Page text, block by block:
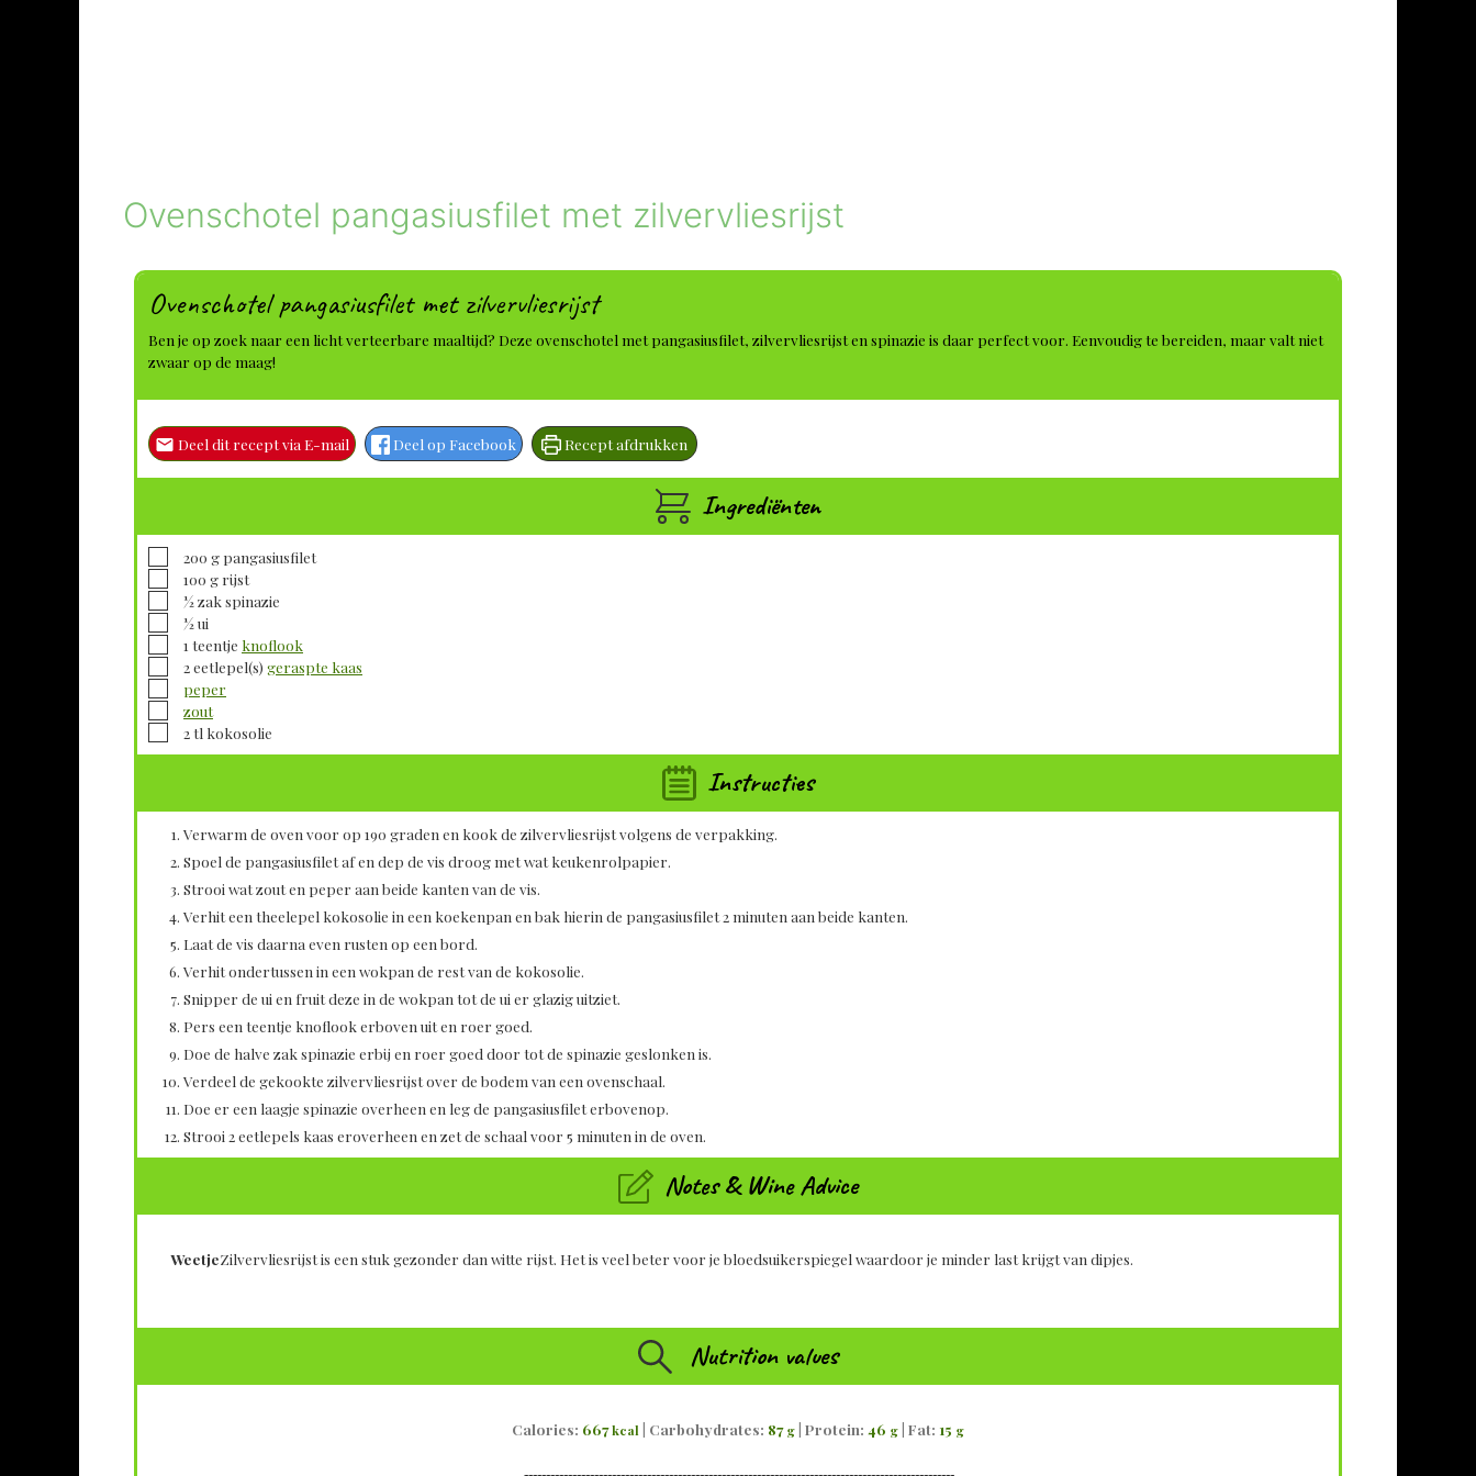
Ovenschotel pangasiusfilet met zilvervliesrijst
Ovenschotel pangasiusfilet met zilvervliesrijst
Ben je op zoek naar een licht verteerbare maaltijd? Deze ovenschotel met pangasiusfilet, zilvervliesrijst en spinazie is daar perfect voor. Eenvoudig te bereiden, maar valt niet
zwaar op de maag!
Deel dit recept via E-mail Deel op Facebook Recept afdrukken
Ingrediënten
▢
200 g pangasiusfilet
▢
100 g rijst
▢
½zak spinazie
▢
½ui
▢1 teentje knoflook
▢
2eetlepel(s) geraspte kaas
▢
peper
▢
zout
▢
2tl kokosolie
Instructies
Verwarm de oven voor op 190 graden en kook de zilvervliesrijst volgens de verpakking.
Spoel de pangasiusfilet af en dep de vis droog met wat keukenrolpapier.
Strooi wat zout en peper aan beide kanten van de vis.
Verhit een theelepel kokosolie in een koekenpan en bak hierin de pangasiusfilet 2 minuten aan beide kanten.
Laat de vis daarna even rusten op een bord.
Verhit ondertussen in een wokpan de rest van de kokosolie.
Snipper de ui en fruit deze in de wokpan tot de ui er glazig uitziet.
Pers een teentje knoflook erboven uit en roer goed.
Doe de halve zak spinazie erbij en roer goed door tot de spinazie geslonken is.
Verdeel de gekookte zilvervliesrijst over de bodem van een ovenschaal.
Doe er een laagje spinazie overheen en leg de pangasiusfilet erbovenop.
Strooi 2 eetlepels kaas eroverheen en zet de schaal voor 5 minuten in de oven.
Notes & Wine Advice
WeetjeZilvervliesrijst is een stuk gezonder dan witte rijst. Het is veel beter voor je bloedsuikerspiegel waardoor je minder last krijgt van dipjes.
Nutrition values
Calories: 667 kcal | Carbohydrates: 87 g | Protein: 46 g | Fat: 15 g